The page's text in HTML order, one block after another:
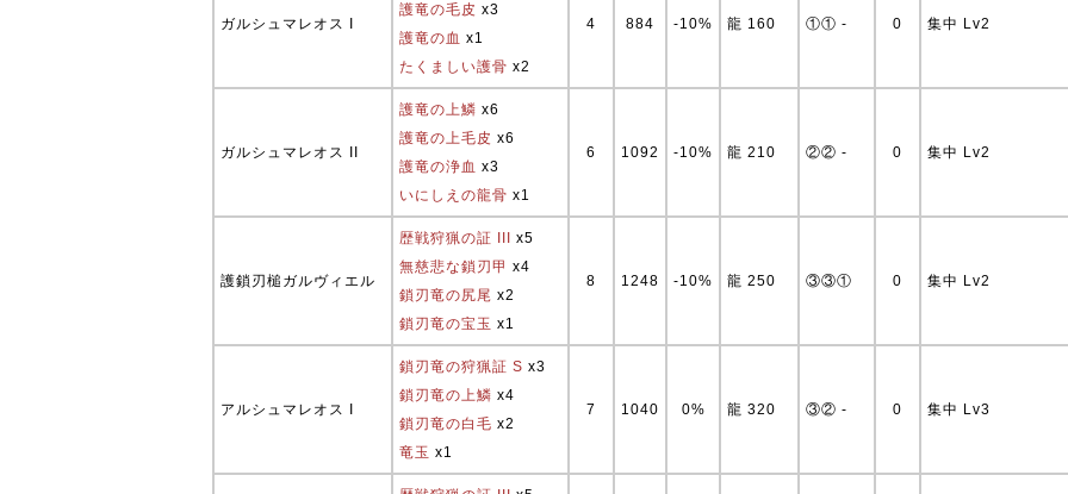
ガルシュマレオス I
護竜の毛皮 x3
護竜の血 x1
たくましい護骨 x2
4 884 -10% 龍 160 ①① - 0 集中 Lv2
ガルシュマレオス II
護竜の上鱗 x6
護竜の上毛皮 x6
護竜の浄血 x3
いにしえの龍骨 x1
6 1092 -10% 龍 210 ②② - 0 集中 Lv2
護鎖刃槌ガルヴィエル
歴戦狩猟の証 III
x5
無慈悲な鎖刃甲 x4
鎖刃竜の尻尾 x2
鎖刃竜の宝玉 x1
8 1248 -10% 龍 250 ③③① 0 集中 Lv2
アルシュマレオス I
鎖刃竜の狩猟証 S x3
鎖刃竜の上鱗 x4
鎖刃竜の白毛 x2
竜玉 x1
7 1040 0% 龍 320 ③② - 0 集中 Lv3